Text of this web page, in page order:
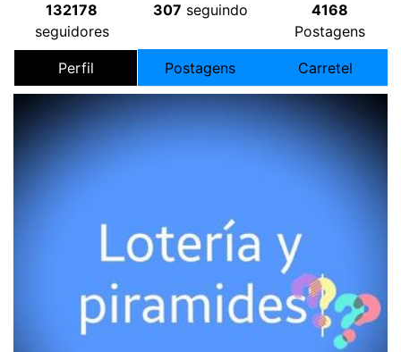
132178
seguidores
307 seguindo
4168
Postagens
Perfil Postagens Carretel